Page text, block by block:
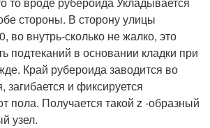
стороны. В сторону улицы
во внутрь-сколько не жалко, это
подтеканий в основании кладки при
Край рубероида заводится во
и фиксируется
пола. Получается такой z -образный
узел.